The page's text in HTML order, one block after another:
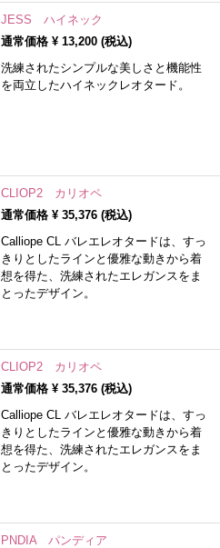
JESS ハイネック
通常価格 ¥ 13,200(税込)
洗練されたシンプルな美しさと機能性
を両立したハイネックレオタード。
CLIOP2 カリオペ
通常価格 ¥ 35,376(税込)
Calliope CL バレエレオタードは、すっ
きりとしたラインと優雅な動きから着
想を得た、洗練されたエレガンスをま
とったデザイン。
CLIOP2 カリオペ
通常価格 ¥ 35,376(税込)
Calliope CL バレエレオタードは、すっ
きりとしたラインと優雅な動きから着
想を得た、洗練されたエレガンスをま
とったデザイン。
PNDIA パンディア